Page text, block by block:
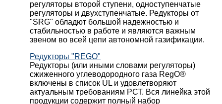
регуляторы второй ступени, одноступенчатые
регуляторы и двухступенчатые. Редукторы от
"SRG" обладют большой надежностью и
стабильностью в работе и являются важным
звеном во всей цепи автономной газификации.
Редукторы "REGO"
Редукторы (или иными словами регуляторы)
сжиженного углеводородного газа RegO®
включены в список UL и удовлетворяют
актуальным требованиям РСТ. Вся линейка этой
продукции содержит полный набор